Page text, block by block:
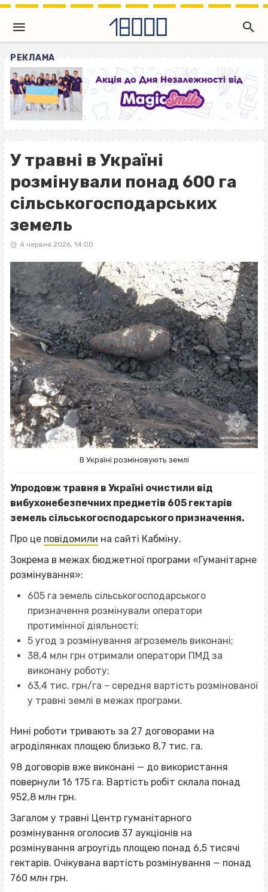
РЕКЛАМА
У травні в Україні
розмінували понад 600 га
сільськогосподарських
земель
4 червня 2026, 14:00
В Україні розміновують землі
Упродовж травня в Україні очистили від
вибухонебезпечних предметів 605 гектарів
земель сільськогосподарського призначення.
Про це повідомили на сайті Кабміну.
Зокрема в межах бюджетної програми «Гуманітарне
розмінування»:
605 га земель сільськогосподарського
призначення розмінували оператори
протимінної діяльності;
5 угод з розмінування агроземель виконані;
38,4 млн грн отримали оператори ПМД за
виконану роботу;
63,4 тис. грн/га – середня вартість розмінованої
у травні землі в межах програми.
Нині роботи тривають за 27 договорами на
агроділянках площею близько 8,7 тис. га.
98 договорів вже виконані — до використання
повернули 16 175 га. Вартість робіт склала понад
952,8 млн грн.
Загалом у травні Центр гуманітарного
розмінування оголосив 37 аукціонів на
розмінування агроугідь площею понад 6,5 тисячі
гектарів. Очікувана вартість розмінування — понад
760 млн грн.